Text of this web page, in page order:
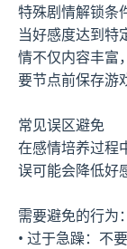
特殊剧情解锁条
当好感度达到特
情不仅内容丰富
要节点前保存游
常见误区避免
在感情培养过程
误可能会降低好
需要避免的行为：
• 过于急躁：不